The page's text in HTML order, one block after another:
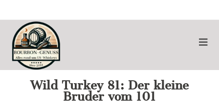
Wild Turkey 81: Der kleine
Bruder vom 101